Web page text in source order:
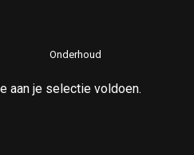
Onderhoud
aan je selectie voldoen.